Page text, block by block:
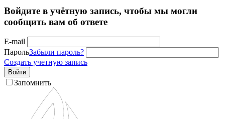
Войдите в учётную запись, чтобы мы могли
сообщить вам об ответе
E-mail
ПарольЗабыли пароль?
Создать учетную запись
Войти
Запомнить